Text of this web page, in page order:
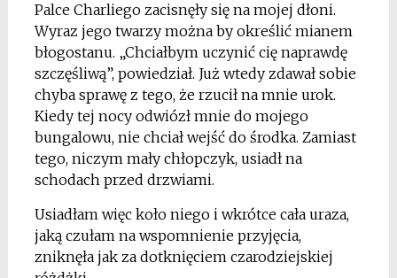
Palce Charliego zacisnęły się na mojej dłoni.
Wyraz jego twarzy można by określić mianem
błogostanu. „Chciałbym uczynić cię naprawdę
szczęśliwą”, powiedział. Już wtedy zdawał sobie
chyba sprawę z tego, że rzucił na mnie urok.
Kiedy tej nocy odwiózł mnie do mojego
bungalowu, nie chciał wejść do środka. Zamiast
tego, niczym mały chłopczyk, usiadł na
schodach przed drzwiami.
Usiadłam więc koło niego i wkrótce cała uraza,
jaką czułam na wspomnienie przyjęcia,
zniknęła jak za dotknięciem czarodziejskiej